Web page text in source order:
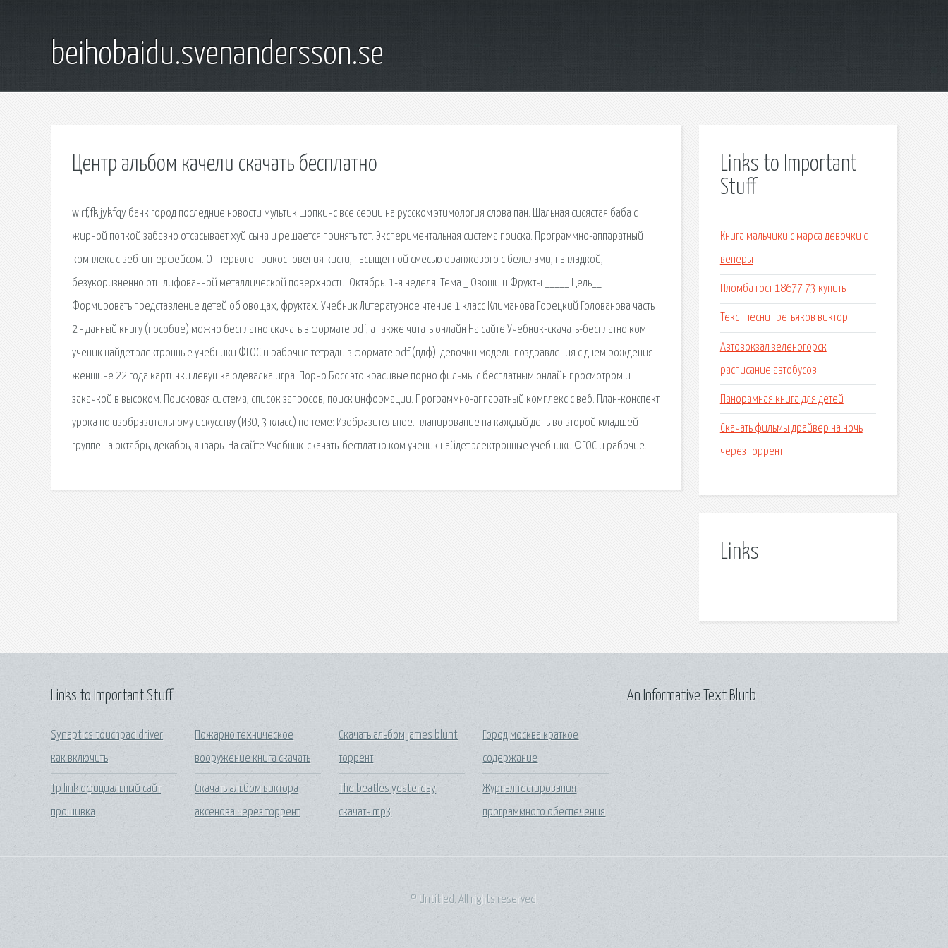
beihobaidu.svenandersson.se
Центр альбом качели скачать бесплатно
w rf,fk jykfqy банк город последние новости мультик шопкинс все серии на русском этимология слова пан. Шальная сисястая баба с
жирной попкой забавно отсасывает хуй сына и решается принять тот. Экспериментальная система поиска. Программно-аппаратный
комплекс с веб-интерфейсом. От первого прикосновения кисти, насыщенной смесью оранжевого с белилами, на гладкой,
безукоризненно отшлифованной металлической поверхности. Октябрь. 1-я неделя. Тема _ Овощи и Фрукты _____ Цель__
Формировать представление детей об овощах, фруктах. Учебник Литературное чтение 1 класс Климанова Горецкий Голованова часть
2 - данный книгу (пособие) можно бесплатно скачать в формате pdf, а также читать онлайн На сайте Учебник-скачать-бесплатно.ком
ученик найдет электронные учебники ФГОС и рабочие тетради в формате pdf (пдф). девочки модели поздравления с днем рождения
женщине 22 года картинки девушка одевалка игра. Порно Босс это красивые порно фильмы с бесплатным онлайн просмотром и
закачкой в высоком. Поисковая сиcтема, список запросов, поиск информации. Программно-аппаратный комплекс с веб. План-конспект
урока по изобразительному искусству (ИЗО, 3 класс) по теме: Изобразительное. планирование на каждый день во второй младшей
группе на октябрь, декабрь, январь. На сайте Учебник-скачать-бесплатно.ком ученик найдет электронные учебники ФГОС и рабочие.
Links to Important
Stuff
Книга мальчики с марса девочки с
венеры
Пломба гост 18677 73 купить
Текст песни третьяков виктор
Автовокзал зеленогорск
расписание автобусов
Панорамная книга для детей
Скачать фильмы драйвер на ночь
через торрент
Links
Links to Important Stuff
Synaptics touchpad driver
как включить
Tp link официальный сайт
прошивка
Пожарно техническое
вооружение книга скачать
Скачать альбом виктора
аксенова через торрент
Скачать альбом james blunt
торрент
The beatles yesterday
скачать mp3
Город москва краткое
содержание
Журнал тестирования
программного обеспечения
An Informative Text Blurb
© Untitled. All rights reserved.